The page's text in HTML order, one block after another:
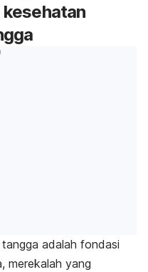
adalah fondasi
merekalah yang